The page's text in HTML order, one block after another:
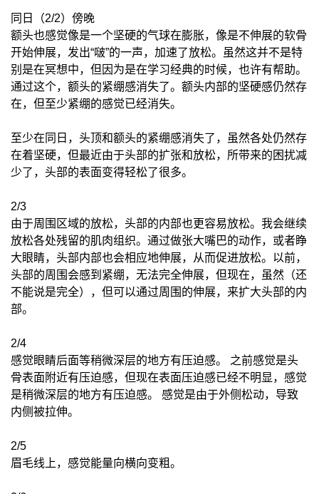
同日（2/2）傍晚
额头也感觉像是一个坚硬的气球在膨胀，像是不伸展的软骨
开始伸展，发出“啵”的一声，加速了放松。虽然这并不是特
别是在冥想中，但因为是在学习经典的时候，也许有帮助。
通过这个，额头的紧绷感消失了。额头内部的坚硬感仍然存
在，但至少紧绷的感觉已经消失。
至少在同日，头顶和额头的紧绷感消失了，虽然各处仍然存
在着坚硬，但最近由于头部的扩张和放松，所带来的困扰减
少了，头部的表面变得轻松了很多。
2/3
由于周围区域的放松，头部的内部也更容易放松。我会继续
放松各处残留的肌肉组织。通过做张大嘴巴的动作，或者睁
大眼睛，头部内部也会相应地伸展，从而促进放松。以前，
头部的周围会感到紧绷，无法完全伸展，但现在，虽然（还
不能说是完全），但可以通过周围的伸展，来扩大头部的内
部。
2/4
感觉眼睛后面等稍微深层的地方有压迫感。 之前感觉是头
骨表面附近有压迫感，但现在表面压迫感已经不明显，感觉
是稍微深层的地方有压迫感。 感觉是由于外侧松动，导致
内侧被拉伸。
2/5
眉毛线上，感觉能量向横向变粗。